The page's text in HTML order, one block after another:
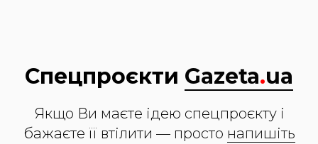
Спецпроєкти Gazeta.ua
Якщо Ви маєте ідею спецпроєкту і
бажаєте її втілити — просто напишіть